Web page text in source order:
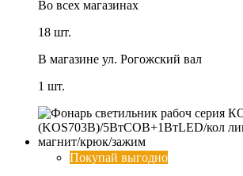
Во всех магазинах
18 шт.
В магазине ул. Рогожский вал
1 шт.
Покупай выгодно